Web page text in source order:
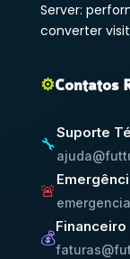
Server:
converter
⚙️Contatos
🔧
Suporte
🚨
💰
Financeiro